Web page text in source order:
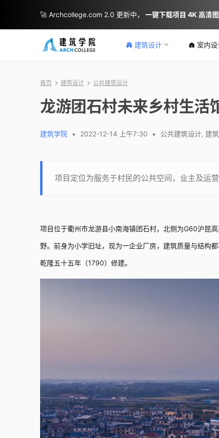
建筑设计 室内设
首页 建筑设计 公共建筑设计
龙游团石村未来乡村生活
建筑学院 • 2022-12-14 上午7:30 • 公共建筑设计, 建
项目定位为服务于村民的公共空间，业主及运
项目位于衢州市龙游县小南海镇团石村，北侧为G60沪昆
野。前身为小学旧址，现为一企业厂房，建筑质量与结构
乾隆五十五年（1790）修建。
🚀 Archcollege.com 2.0 更新中， 一键下载项目 4K 高清